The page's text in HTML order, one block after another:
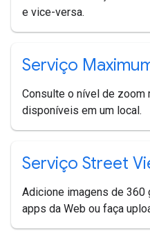
e vice-versa.
Serviço
Consulte o nível de zoom
disponíveis em um local.
Serviço Street
Adicione imagens de 360
apps da Web ou faça